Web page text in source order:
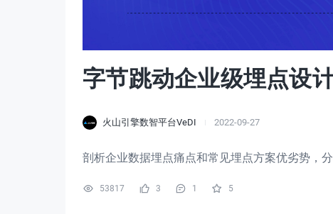
字节跳动企业级埋点设
火山引擎数智平台VeDI 2022-09-27
剖析企业数据埋点痛点和常见埋点方案优劣势，
53817 3 1 5